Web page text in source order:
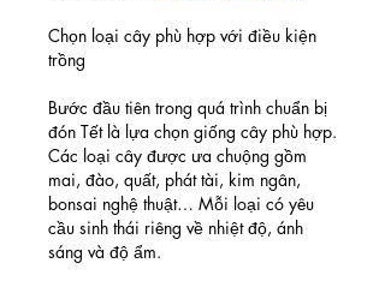
Chọn loại cây phù hợp với điều kiện
trồng
Bước đầu tiên trong quá trình chuẩn bị
đón Tết là lựa chọn giống cây phù hợp.
Các loại cây được ưa chuộng gồm
mai, đào, quất, phát tài, kim ngân,
bonsai nghệ thuật… Mỗi loại có yêu
cầu sinh thái riêng về nhiệt độ, ánh
sáng và độ ẩm.